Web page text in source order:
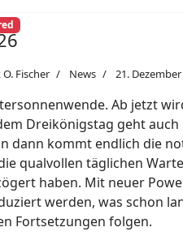
Fischer News 21.
Ab jetzt
Dreikönigstag geht
dann kommt endlich die
qualvollen täglichen
haben. Mit neuer
werden, was schon
Fortsetzungen folgen.